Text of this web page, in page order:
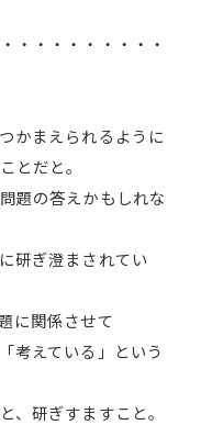
・・・・・・・・・
かまえられるように
とだと。
題の答えかもしれな
研ぎ澄まされてい
に関係させて
考えている」という
、研ぎすますこと。